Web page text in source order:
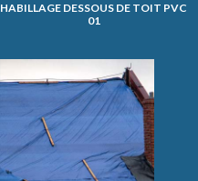
HABILLAGE DESSOUS DE TOIT PVC
01